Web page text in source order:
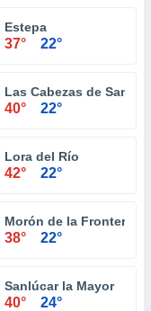
Estepa
37° 22°
Las Cabezas de San
40° 22°
Lora del Río
42° 22°
Morón de la Frontera
38° 22°
Sanlúcar la Mayor
40° 24°